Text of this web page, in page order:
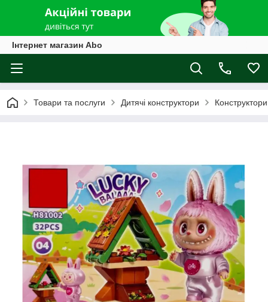
Інтернет магазин Abo
Товари та послуги Дитячі конструктори